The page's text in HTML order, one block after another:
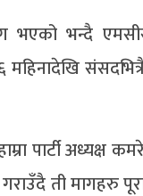
भएको भन्दै
पार्टी अध्यक्ष
ती मागहरु